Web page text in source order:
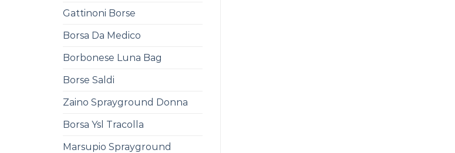
Gattinoni Borse
Borsa Da Medico
Borbonese Luna Bag
Borse Saldi
Zaino Sprayground Donna
Borsa Ysl Tracolla
Marsupio Sprayground